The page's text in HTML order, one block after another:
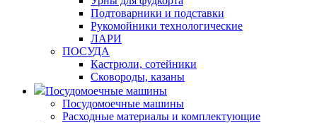
Подтоварники и подставки
Рукомойники технологические
ЛАРИ
ПОСУДА
Кастрюли, сотейники
Сковороды, казаны
Посудомоечные машины
Посудомоечные машины
Расходные материалы и комплектующие